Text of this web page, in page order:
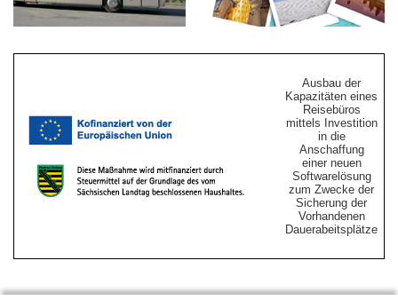
Ausbau der
Kapazitäten eines
Reisebüros
mittels Investition
in die
Anschaffung
einer neuen
Softwarelösung
zum Zwecke der
Sicherung der
Vorhandenen
Dauerabeitsplätze